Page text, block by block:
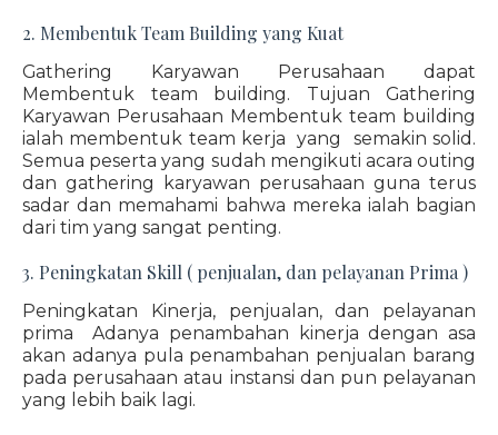
2. Membentuk Team Building yang Kuat
Gathering Karyawan Perusahaan dapat
Membentuk team building. Tujuan Gathering
Karyawan Perusahaan Membentuk team building
ialah membentuk team kerja yang semakin solid.
Semua peserta yang sudah mengikuti acara outing
dan gathering karyawan perusahaan guna terus
sadar dan memahami bahwa mereka ialah bagian
dari tim yang sangat penting.
3. Peningkatan Skill ( penjualan, dan pelayanan Prima )
Peningkatan Kinerja, penjualan, dan pelayanan
prima Adanya penambahan kinerja dengan asa
akan adanya pula penambahan penjualan barang
pada perusahaan atau instansi dan pun pelayanan
yang lebih baik lagi.